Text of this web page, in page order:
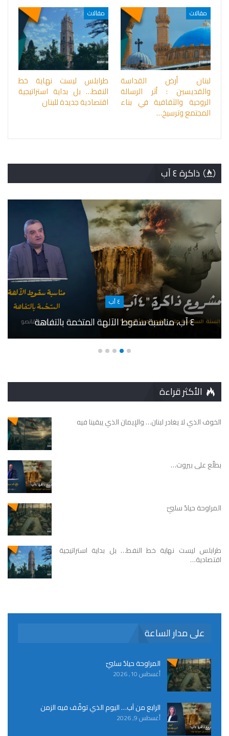
مقالات
لبنان أرض القداسة
والقديسين : أثر الرسالة
الروحية والثقافية في بناء
المجتمع وترسيخ…
مقالات
طرابلس ليست نهاية خط
النفط… بل بداية استراتيجية
اقتصادية جديدة للبنان
ذاكرة ٤ آب
٤ آب
٤ آب، مناسبة سقوط الآلهة المتخمة بالتفاهة
الأكثر قراءة
الخوف الذي لا يغادر لبنان… والإيمان الذي يبقينا فيه
بطلّع على بيروت…
المراوحة حيادٌ سلبيّ
طرابلس ليست نهاية خط النفط… بل بداية استراتيجية
اقتصادية…
على مدار الساعة
المراوحة حيادٌ سلبيّ
أغسطس 10, 2026
الرابع من آب… اليوم الذي توقّف فيه الزمن
أغسطس 9, 2026